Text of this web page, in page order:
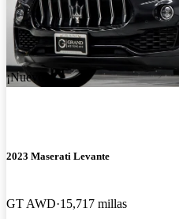
¡Nuevo!
2023 Maserati Levante
GT AWD 15,717 millas